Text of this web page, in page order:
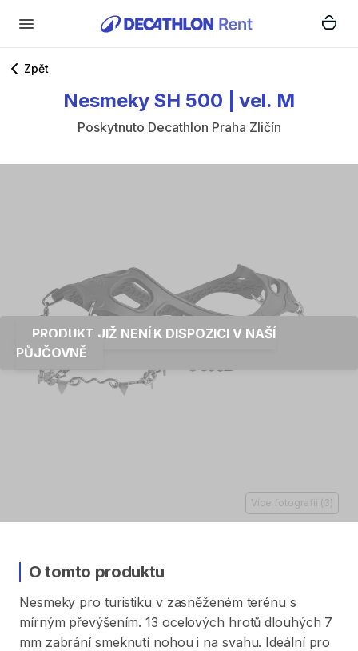
Zpět
Nesmeky SH 500 vel. M
Poskytnuto Decathlon Praha Zličín
PRODUKT JIŽ NENÍ K DISPOZICI V NAŠÍ
PŮJČOVNĚ
Více fotografií ( 3 )
O tomto produktu
Nesmeky pro turistiku v zasněženém terénu s
mírným převýšením. 13 ocelových hrotů dlouhých 7
mm zabrání smeknutí nohou i na svahu. Ideální pro